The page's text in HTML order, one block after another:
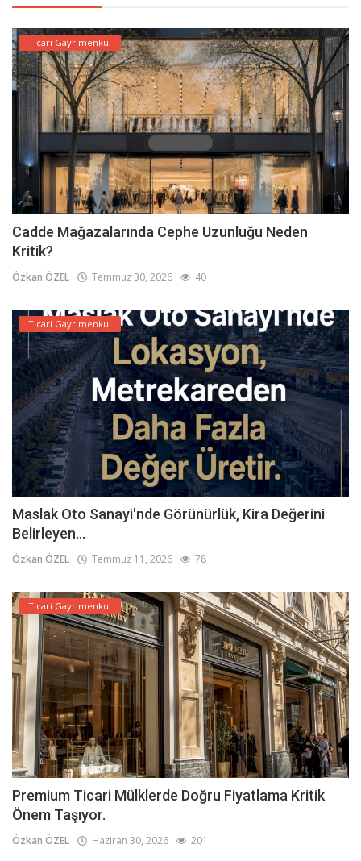
Ticari Gayrimenkul
Cadde Mağazalarında Cephe Uzunluğu Neden
Kritik?
Özkan ÖZEL Temmuz 30, 2026 40
Ticari Gayrimenkul
Maslak Oto Sanayi'nde Görünürlük, Kira Değerini
Belirleyen...
Özkan ÖZEL Temmuz 11, 2026 78
Ticari Gayrimenkul
Premium Ticari Mülklerde Doğru Fiyatlama Kritik
Önem Taşıyor.
Özkan ÖZEL Haziran 30, 2026 201